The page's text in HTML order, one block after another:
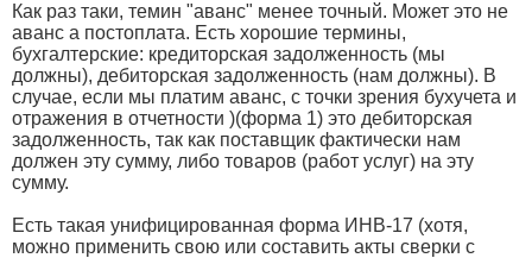
Как раз таки, темин "аванс" менее точный. Может это не
аванс а постоплата. Есть хорошие термины,
бухгалтерские: кредиторская задолженность (мы
должны), дебиторская задолженность (нам должны). В
случае, если мы платим аванс, с точки зрения бухучета и
отражения в отчетности )(форма 1) это дебиторская
задолженность, так как поставщик фактически нам
должен эту сумму, либо товаров (работ услуг) на эту
сумму.
Есть такая унифицированная форма ИНВ-17 (хотя,
можно применить свою или составить акты сверки с